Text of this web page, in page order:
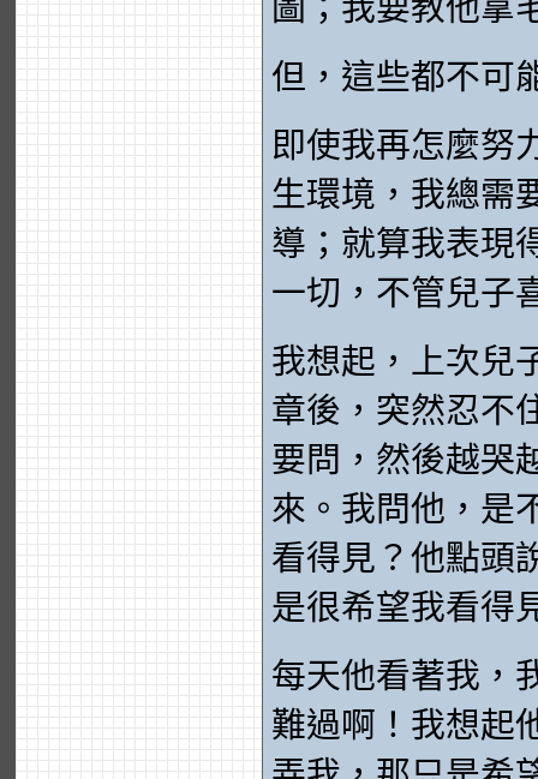
圖；我要教他
但，這些都不可
即使我再怎麼努
生環境，我總需
導；就算我表現
一切，不管兒子
我想起，上次兒
章後，突然忍不
要問，然後越哭
來。我問他，是
看得見？他點頭
是很希望我看得
每天他看著我，
難過啊！我想起